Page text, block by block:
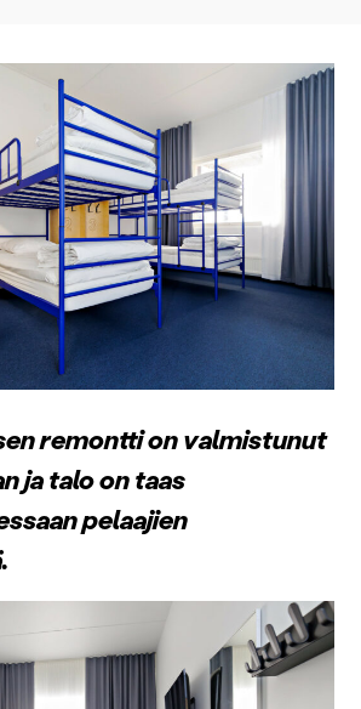
remontti on valmistunut
ja talo on taas
pelaajien